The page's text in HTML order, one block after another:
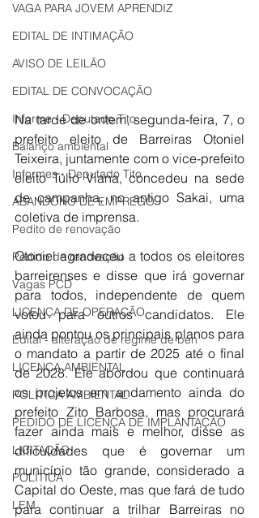
VAGA PARA JOVEM APRENDIZ
EDITAL DE INTIMAÇÃO
AVISO DE LEILÃO
EDITAL DE CONVOCAÇÃO
Informe - Deputado Tito
Balanço ambiental
Informes - Deputado Tito
ABANDONO DE EMPREGO
Pedito de renovação
Pedido de renovação
Vagas PCD
LICENÇA DE OPERAÇÃO
Edital - alteração de regime de ben
LICENÇA AMBIENTAL
POLÍTICA AMBIENTAL
PEDIDO DE LICENÇA DE IMPLANTAÇÃO
LICITAÇÃO
POLÍTICA
LEM
Na tarde de ontem, segunda-feira, 7, o
prefeito eleito de Barreiras Otoniel
Teixeira, juntamente com o vice-prefeito
eleito Túlio Viana, concedeu na sede
de campanha, no antigo Sakai, uma
coletiva de imprensa.
Otoniel agradeceu a todos os eleitores
barreirenses e disse que irá governar
para todos, independente de quem
votou para outros candidatos. Ele
ainda pontou os principais planos para
o mandato a partir de 2025 até o final
de 2028. Ele abordou que continuará
os projetos em andamento ainda do
prefeito Zito Barbosa, mas procurará
fazer ainda mais e melhor, disse as
dificuldades que é governar um
município tão grande, considerado a
Capital do Oeste, mas que fará de tudo
para continuar a trilhar Barreiras no